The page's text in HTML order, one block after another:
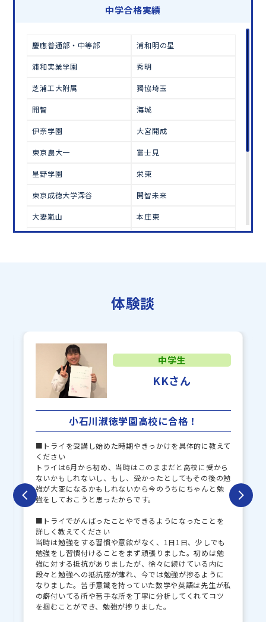
学習相談のお申し込みはこちら
中学合格実績
慶應普通部・中等部 浦和明の星
浦和実業学園 秀明
芝浦工大附属 獨協埼玉
開智 海城
伊奈学園 大宮開成
東京農大一 富士見
星野学園 栄東
東京成徳大学深谷 開智未来
大妻嵐山 本庄東
体験談
中学生
KKさん
小石川淑徳学園高校に合格！
■トライを受講し始めた時期やきっかけを具体的に教えて
ください
トライは6月から初め、当時はこのままだと高校に受から
ないかもしれないし、もし、受かったとしてもその後の勉
強が大変になるかもしれないから今のうちにちゃんと勉
強をしておこうと思ったからです。
■トライでがんばったことやできるようになったことを
詳しく教えてください
当時は勉強をする習慣や意欲がなく、1日1日、少しでも
勉強をし習慣付けることをまず頑張りました。初めは勉
強に対する抵抗がありましたが、徐々に続けている内に
段々と勉強への抵抗感が薄れ、今では勉強が捗るように
なりました。苦手意識を持っていた数学や英語は先生が私
の癖付いてる所や苦手な所を丁寧に分析してくれてコツ
を掴むことができ、勉強が捗りました。